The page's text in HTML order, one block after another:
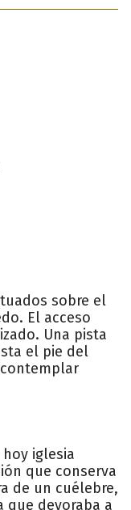
sobre el
El acceso
Una pista
el pie del
iglesia
que conserva
de un cuélebre,
devoraba a